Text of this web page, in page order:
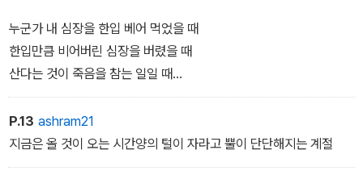
잠시 인생을 아껴도 괜찮았다 그대랑 있으면
<아름다웠던 사람의 이름은 혼자>
<양들의 침묵> 이현호
누군가 내 심장을 한입 베어 먹었을 때
한입만큼 비어버린 심장을 버렸을 때
산다는 것이 죽음을 참는 일일 때
지구가 외계인의 성경 속 지옥이 아니라는 것을 어떻게 알 수 있을까
요? 악마들의 천국이 여기가 아니라고
이상한 질문이 하나도 이상하지 않을 때
영혼은 영혼, 천사는 천사, 당신은 당신
P.13 ashram21
지금은 올 것이 오는 시간양의 털이 자라고 뿔이 단단해지는 계절